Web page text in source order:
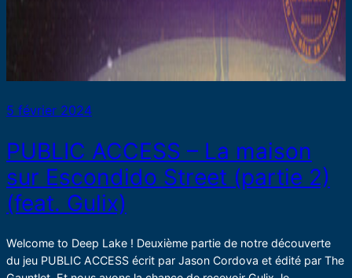
5 février 2024
PUBLIC ACCESS – La maison
sur Escondido Street (partie 2)
(feat. Gulix)
Welcome to Deep Lake ! Deuxième partie de notre découverte
du jeu PUBLIC ACCESS écrit par Jason Cordova et édité par The